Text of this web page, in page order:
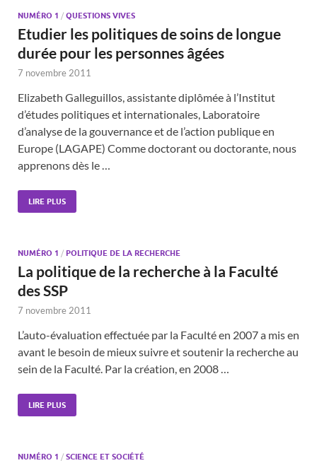
NUMÉRO 1 / QUESTIONS VIVES
Etudier les politiques de soins de longue
durée pour les personnes âgées
7 novembre 2011
Elizabeth Galleguillos, assistante diplômée à l’Institut
d’études politiques et internationales, Laboratoire
d’analyse de la gouvernance et de l’action publique en
Europe (LAGAPE) Comme doctorant ou doctorante, nous
apprenons dès le …
LIRE PLUS
NUMÉRO 1 / POLITIQUE DE LA RECHERCHE
La politique de la recherche à la Faculté
des SSP
7 novembre 2011
L’auto-évaluation effectuée par la Faculté en 2007 a mis en
avant le besoin de mieux suivre et soutenir la recherche au
sein de la Faculté. Par la création, en 2008 …
LIRE PLUS
NUMÉRO 1 / SCIENCE ET SOCIÉTÉ